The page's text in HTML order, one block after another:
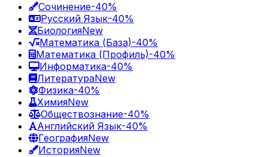
Сочинение-40%
Русский Язык-40%
БиологияNew
Математика (База)-40%
Математика (Профиль)-40%
Информатика-40%
ЛитератураNew
Физика-40%
ХимияNew
Обществознание-40%
Английский Язык-40%
ГеографияNew
ИсторияNew